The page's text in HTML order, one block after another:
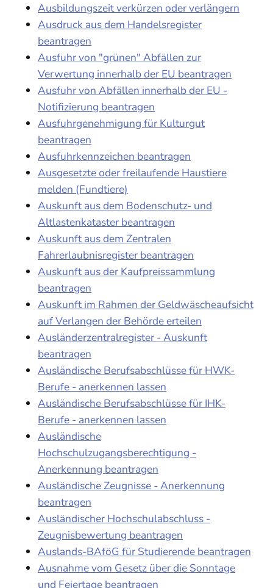
Ausbildungszeit verkürzen oder verlängern
Ausdruck aus dem Handelsregister
beantragen
Ausfuhr von "grünen" Abfällen zur
Verwertung innerhalb der EU beantragen
Ausfuhr von Abfällen innerhalb der EU -
Notifizierung beantragen
Ausfuhrgenehmigung für Kulturgut
beantragen
Ausfuhrkennzeichen beantragen
Ausgesetzte oder freilaufende Haustiere
melden (Fundtiere)
Auskunft aus dem Bodenschutz- und
Altlastenkataster beantragen
Auskunft aus dem Zentralen
Fahrerlaubnisregister beantragen
Auskunft aus der Kaufpreissammlung
beantragen
Auskunft im Rahmen der Geldwäscheaufsicht
auf Verlangen der Behörde erteilen
Ausländerzentralregister - Auskunft
beantragen
Ausländische Berufsabschlüsse für HWK-
Berufe - anerkennen lassen
Ausländische Berufsabschlüsse für IHK-
Berufe - anerkennen lassen
Ausländische
Hochschulzugangsberechtigung -
Anerkennung beantragen
Ausländische Zeugnisse - Anerkennung
beantragen
Ausländischer Hochschulabschluss -
Zeugnisbewertung beantragen
Auslands-BAföG für Studierende beantragen
Ausnahme vom Gesetz über die Sonntage
und Feiertage beantragen